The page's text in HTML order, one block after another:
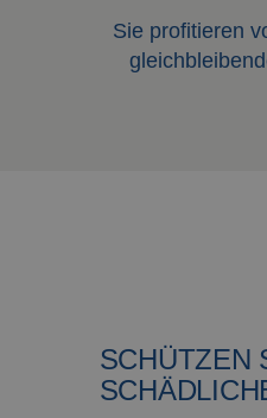
Sie profitieren
SCHÜTZEN